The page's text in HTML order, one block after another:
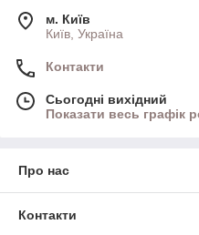
м. Київ
Київ, Україна
Контакти
Сьогодні вихідний
Показати весь графік
Про нас
Контакти